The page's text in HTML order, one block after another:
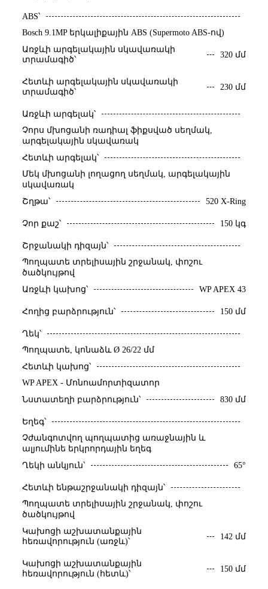
ABS՝
Bosch 9.1MP երկալիքային ABS (Supermoto ABS-ով)
Առջևի արգելակային սկավառակի
տրամագիծ՝
320 մմ
Հետևի արգելակային սկավառակի
տրամագիծ՝
230 մմ
Առջևի արգելակ՝
Չորս մխոցանի ռադիալ ֆիքսված սեղմակ,
արգելակային սկավառակ
Հետևի արգելակ՝
Մեկ մխոցանի լողացող սեղմակ, արգելակային
սկավառակ
Շղթա՝
520 X-Ring
Չոր քաշ՝ 150 կգ
Շրջանակի դիզայն՝
Պողպատե տրելիսային շրջանակ, փոշու
ծածկույթով
Առջևի կախոց՝
WP APEX 43
Հողից բարձրություն՝ 150 մմ
Ղեկ՝
Պողպատե, կոնաձև Ø 26/22 մմ
Հետևի կախոց՝
WP APEX - Մոնոամորտիզատոր
Նստատեղի բարձրություն՝
830 մմ
Եղեգ՝
Չժանգոտվող պողպատից առաջնային և
ալյումինե երկրորդային եղեգ
Ղեկի անկյուն՝
65°
Հետևի ենթաշրջանակի դիզայն՝
Պողպատե տրելիսային շրջանակ, փոշու
ծածկույթով
Կախոցի աշխատանքային
հեռավորություն (առջև)՝
142 մմ
Կախոցի աշխատանքային
հեռավորություն (հետև)՝
150 մմ